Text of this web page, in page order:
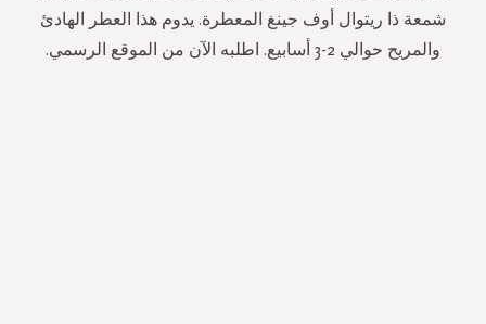
شمعة ذا ريتوال أوف جينغ المعطرة. يدوم هذا العطر الهادئ
والمريح حوالي 2-3 أسابيع. اطلبه الآن من الموقع الرسمي.